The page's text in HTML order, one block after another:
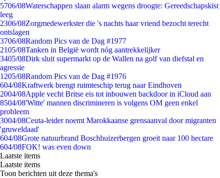
5706/08Waterschappen slaan alarm wegens droogte: Gereedschapskist
leeg
2306/08Zorgmedewerkster die 's nachts haar vriend bezocht terecht
ontslagen
3706/08Random Pics van de Dag #1977
2105/08Tanken in België wordt nóg aantrekkelijker
3405/08Dirk sluit supermarkt op de Wallen na golf van diefstal en
agressie
1205/08Random Pics van de Dag #1976
604/08Kraftwerk brengt ruimteschip terug naar Eindhoven
2004/08Apple vecht Britse eis tot inbouwen backdoor in iCloud aan
8504/08'Witte' mannen discrimineren is volgens OM geen enkel
probleem
3004/08Ceuta-leider noemt Marokkaanse grensaanval door migranten
'gruweldaad'
604/08Grote natuurbrand Boschhuizerbergen groeit naar 100 hectare
604/08FOK! was even down
Laatste items
Laatste items
Toon berichten uit deze thema's